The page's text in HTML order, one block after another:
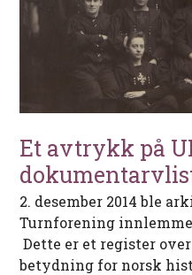
Et avtrykk på
2. desember 2014 ble
Turnforening
Dette er et register
betydning for norsk